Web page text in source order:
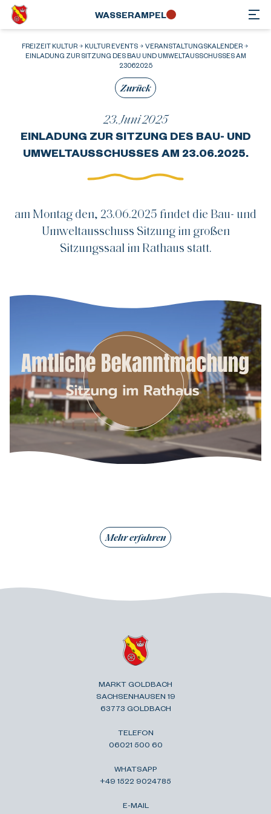
WASSER­AMPEL
Zurück
FREIZEIT KULTUR KULTUR EVENTS
VERANSTALTUNGSKALENDER
EINLADUNG ZUR SITZUNG DES BAU UND UMWELTAUSSCHUSSES AM
23062025
23. Juni 2025
EINLADUNG ZUR SITZUNG DES BAU- UND
UMWELTAUSSCHUSSES AM 23.06.2025.
am Montag den, 23.06.2025 findet die Bau- und
Umweltausschuss Sitzung im großen
Sitzungssaal im Rathaus statt.
Mehr erfahren
MARKT GOLDBACH
SACHSENHAUSEN 19
63773 GOLDBACH
TELEFON
06021 500 60
WHATSAPP
+49 1522 9024785
E-MAIL